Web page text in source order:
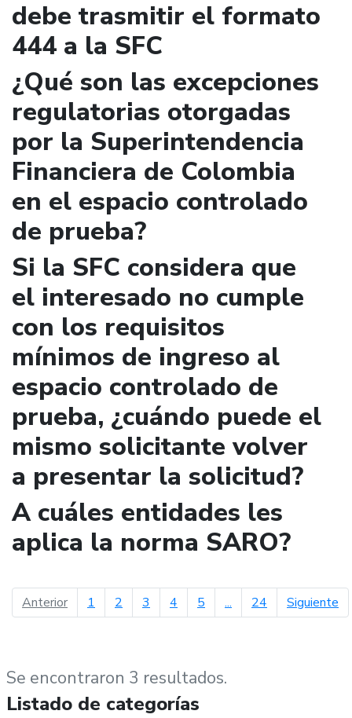
debe trasmitir el formato
444 a la SFC
¿Qué son las excepciones
regulatorias otorgadas
por la Superintendencia
Financiera de Colombia
en el espacio controlado
de prueba?
Si la SFC considera que
el interesado no cumple
con los requisitos
mínimos de ingreso al
espacio controlado de
prueba, ¿cuándo puede el
mismo solicitante volver
a presentar la solicitud?
A cuáles entidades les
aplica la norma SARO?
Anteriorpágina anterior
1 2 3 4 5 ... 24 Siguiente
Se encontraron 3 resultados.
Listado de categorías